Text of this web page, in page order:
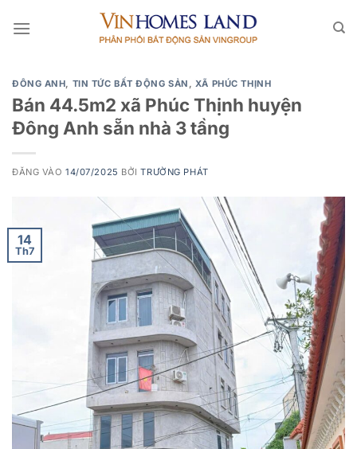
qua
ĐÔNG ANH, TIN TỨC BẤT ĐỘNG SẢN , XÃ PHÚC THỊNH
Bán 44.5m2 xã Phúc Thịnh huyện
Đông Anh sẵn nhà 3 tầng
ĐĂNG VÀO14/07/2025 BỞITRƯỜNG PHÁT
14
Th7